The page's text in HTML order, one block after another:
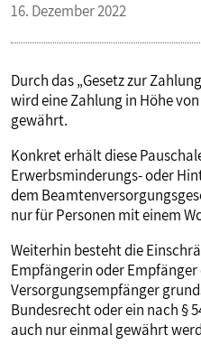
16. Dezember 2022
Durch das „Gesetz zur
wird eine Zahlung in Höhe
gewährt.
Konkret erhält diese
Erwerbsminderungs- oder
dem
nur für Personen mit einem
Weiterhin besteht die
Empfängerin oder
Versorgungsempfänger
Bundesrecht oder ein nach §
auch nur einmal gewährt